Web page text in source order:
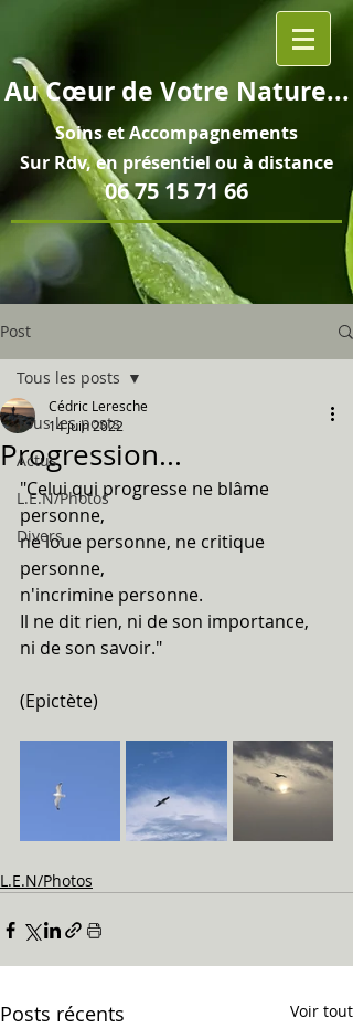
AuCœurde Votre Nature...
Soins etAccompagnements
Sur Rdv, en présentiel ou à distance
06 75 15 71 66
Post
Tous les posts
Actus
L.E.N/Photos
Divers
Tous les posts
Progression...
Cédric Leresche
14 juin 2022
"Celui qui progresse ne blâme
personne,
ne loue personne, ne critique
personne,
n'incrimine personne.
Il ne dit rien, ni de son importance,
ni de son savoir."
(Epictète)
L.E.N/Photos
Posts récents Voir tout